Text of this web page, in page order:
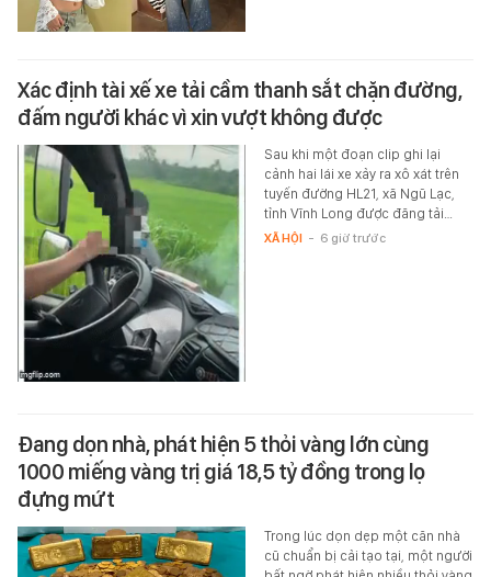
Xác định tài xế xe tải cầm thanh sắt chặn đường,
đấm người khác vì xin vượt không được
Sau khi một đoạn clip ghi lại
cảnh hai lái xe xảy ra xô xát trên
tuyến đường HL21, xã Ngũ Lạc,
tỉnh Vĩnh Long được đăng tải…
XÃ HỘI - 6 giờ trước
Đang dọn nhà, phát hiện 5 thỏi vàng lớn cùng
1000 miếng vàng trị giá 18,5 tỷ đồng trong lọ
đựng mứt
Trong lúc dọn dẹp một căn nhà
cũ chuẩn bị cải tạo tại, một người